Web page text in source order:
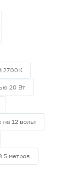
2700К
20 Вт
12 вольт
5 метров